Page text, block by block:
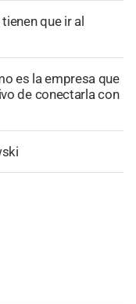
que ir al
es la empresa que
de conectarla con